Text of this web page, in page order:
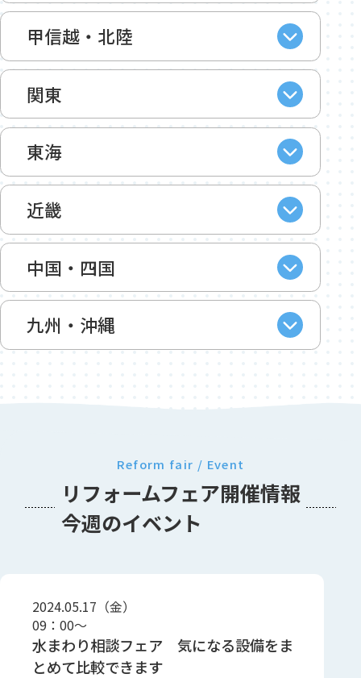
甲信越・北陸
関東
東海
近畿
中国・四国
九州・沖縄
Reform fair / Event
リフォームフェア開催情報
今週のイベント
2024.05.17（金）
09：00～
水まわり相談フェア 気になる設備をま
とめて比較できます